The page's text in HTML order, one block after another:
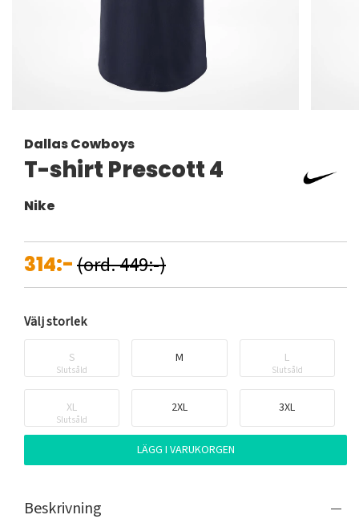
Dallas Cowboys
T-shirt Prescott 4
Nike
314:-(ord. 449:-)
Välj storlek
S
Slutsåld
M L
Slutsåld
XL
Slutsåld
2XL 3XL
LÄGG I VARUKORGEN
Beskrivning